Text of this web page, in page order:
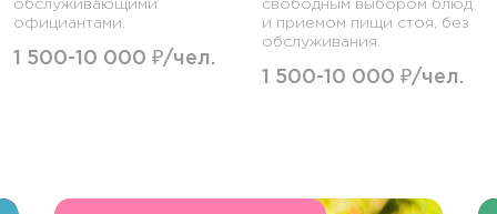
обслуживающими
официантами.
1 500-10 000 ₽/чел.
свободным выбором блюд
и приемом пищи стоя, без
обслуживания.
1 500-10 000 ₽/чел.